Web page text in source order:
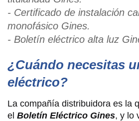
- Certificado de instalación
monofásico Gines.
- Boletín eléctrico alta luz
¿Cuándo necesitas
eléctrico?
La compañía distribuidora es la
el Boletín Eléctrico Gines, y lo